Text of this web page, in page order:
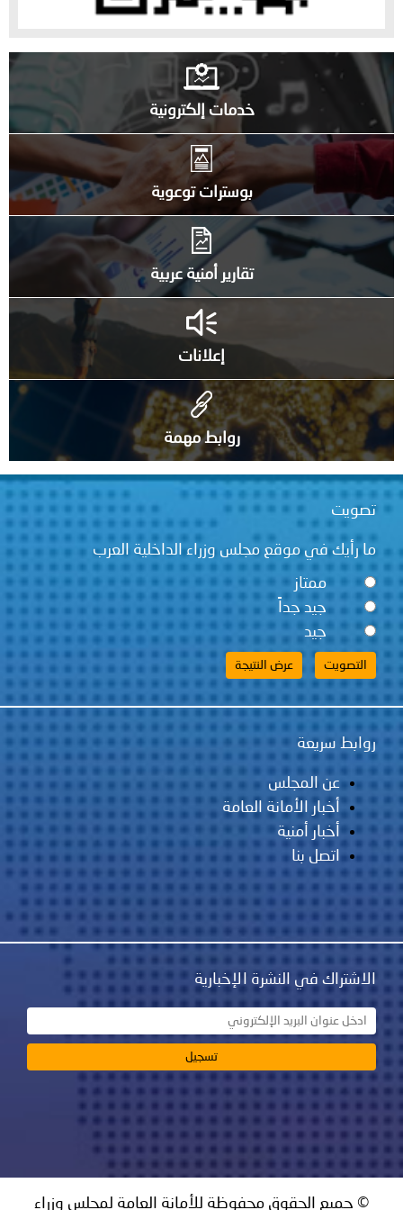
خدمات إلكترونية
بوسترات توعوية
روابط مهمة
مجلس وزراء الداخلية العرب
العامة
الإخبارية
محفوظة للأمانة العامة لمجلس وزراء